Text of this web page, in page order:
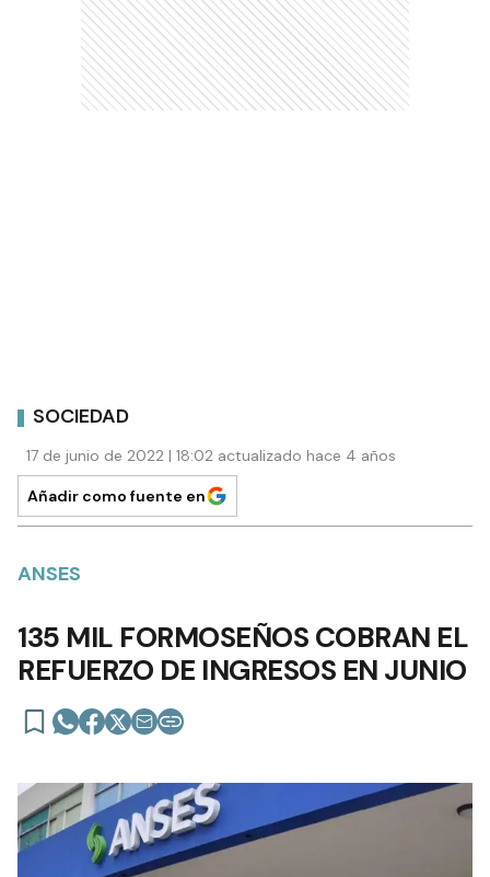
SOCIEDAD
17 de junio de 2022 | 18:02 actualizado hace 4 años
Añadir como fuente en
ANSES
135 MIL FORMOSEÑOS COBRAN EL
REFUERZO DE INGRESOS EN JUNIO